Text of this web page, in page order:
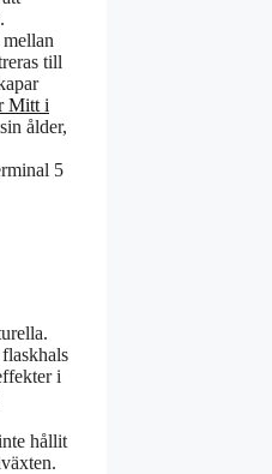
till
Mitt i
ålder,
5
i
hållit